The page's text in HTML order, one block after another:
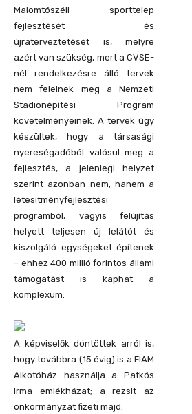
Malomtószéli sporttelep
fejlesztését és
újraterveztetését is, melyre
azért van szükség, mert a CVSE-
nél rendelkezésre álló tervek
nem felelnek meg a Nemzeti
Stadionépítési Program
követelményeinek. A tervek úgy
készültek, hogy a társasági
nyereségadóból valósul meg a
fejlesztés, a jelenlegi helyzet
szerint azonban nem, hanem a
létesítményfejlesztési
programból, vagyis felújítás
helyett teljesen új lelátót és
kiszolgáló egységeket építenek
– ehhez 400 millió forintos állami
támogatást is kaphat a
komplexum.
A képviselők döntöttek arról is,
hogy továbbra (15 évig) is a FIAM
Alkotóház használja a Patkós
Irma emlékházat; a rezsit az
önkormányzat fizeti majd.